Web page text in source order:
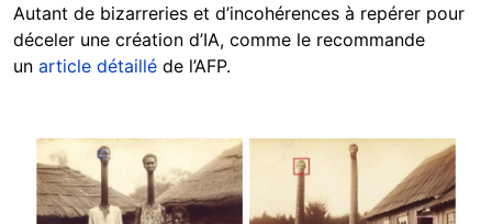
Autant de bizarreries et d’incohérences à repérer pour
déceler une création d’IA, comme le recommande
un article détaillé de l’AFP.
Image